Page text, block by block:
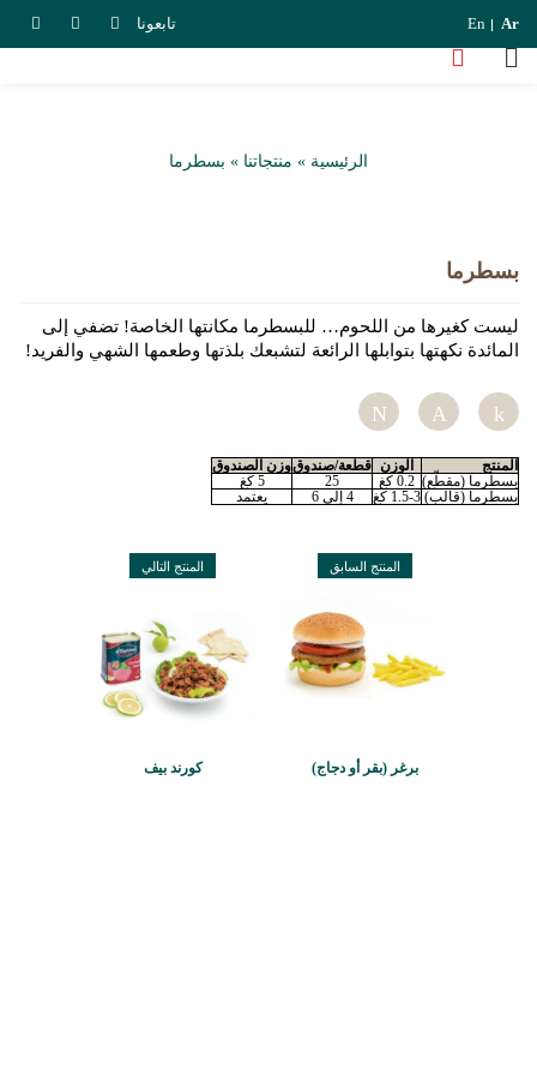
تابعونا En Ar
الرئيسية » منتجاتنا » بسطرما
بسطرما
ليست كغيرها من اللحوم… للبسطرما مكانتها الخاصة! تضفي إلى
المائدة نكهتها بتوابلها الرائعة لتشبعك بلذتها وطعمها الشهي والفريد!
Tweet Pin
المنتج الوزن قطعة/صندوقوزن الصندوق
بسطرما (مقطّع) 0.2 كغ 25
5 كغ
بسطرما (قالب) 1.5-3 كغ 4 إلى 6 يعتمد
المنتج السابق
برغر (بقر أو دجاج)
المنتج التالي
كورند بيف